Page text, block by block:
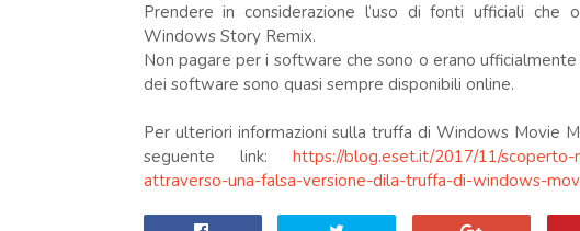
Prendere in considerazione l’uso di fonti ufficiali
Windows Story Remix.
Non pagare per i software che sono o erano
dei software sono quasi sempre disponibili online.
Per ulteriori informazioni sulla truffa di Windows Movie
seguente link:https://blog.eset.it/2017/11/
attraverso-una-falsa-versione-dila-truffa-di-windows-